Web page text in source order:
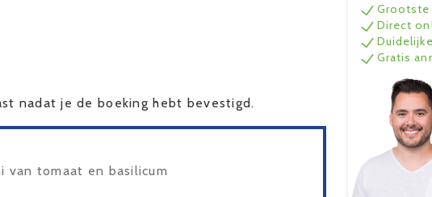
nadat je de boeking hebt bevestigd.
van tomaat en basilicum
Grootste
Direct
Gratis